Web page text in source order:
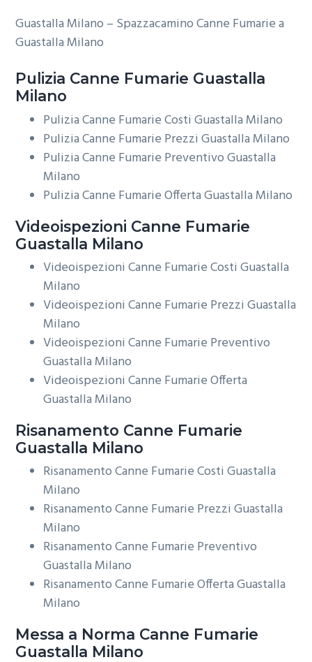
Guastalla Milano – Spazzacamino Canne Fumarie a
Guastalla Milano
Pulizia Canne Fumarie Guastalla
Milano
Pulizia Canne Fumarie Costi Guastalla Milano
Pulizia Canne Fumarie Prezzi Guastalla Milano
Pulizia Canne Fumarie Preventivo Guastalla
Milano
Pulizia Canne Fumarie Offerta Guastalla Milano
Videoispezioni Canne Fumarie
Guastalla Milano
Videoispezioni Canne Fumarie Costi Guastalla
Milano
Videoispezioni Canne Fumarie Prezzi Guastalla
Milano
Videoispezioni Canne Fumarie Preventivo
Guastalla Milano
Videoispezioni Canne Fumarie Offerta
Guastalla Milano
Risanamento Canne Fumarie
Guastalla Milano
Risanamento Canne Fumarie Costi Guastalla
Milano
Risanamento Canne Fumarie Prezzi Guastalla
Milano
Risanamento Canne Fumarie Preventivo
Guastalla Milano
Risanamento Canne Fumarie Offerta Guastalla
Milano
Messa a Norma Canne Fumarie
Guastalla Milano